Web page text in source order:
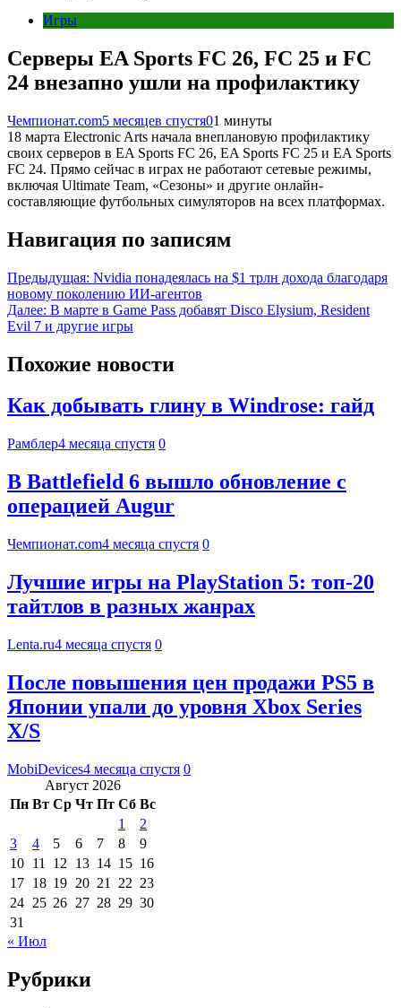
Игры
Серверы EA Sports FC 26, FC 25 и FC
24 внезапно ушли на профилактику
Чемпионат.com5 месяцев спустя01 минуты
18 марта Electronic Arts начала внеплановую профилактику
своих серверов в EA Sports FC 26, EA Sports FC 25 и EA Sports
FC 24. Прямо сейчас в играх не работают сетевые режимы,
включая Ultimate Team, «Сезоны» и другие онлайн-
составляющие футбольных симуляторов на всех платформах.
Навигация по записям
Предыдущая: Nvidia понадеялась на $1 трлн дохода благодаря
новому поколению ИИ-агентов
Далее: В марте в Game Pass добавят Disco Elysium, Resident
Evil 7 и другие игры
Похожие новости
Как добывать глину в Windrose: гайд
Рамблер4 месяца спустя 0
В Battlefield 6 вышло обновление с
операцией Augur
Чемпионат.com4 месяца спустя 0
Лучшие игры на PlayStation 5: топ-20
тайтлов в разных жанрах
Lenta.ru4 месяца спустя 0
После повышения цен продажи PS5 в
Японии упали до уровня Xbox Series
X/S
MobiDevices4 месяца спустя 0
Август 2026
Пн Вт Ср Чт Пт Сб Вс
1
2
3
4 5 6 7 8
9
10 11 12 13 14 15 16
17 18 19 20 21 22 23
24 25 26 27 28 29 30
31
« Июл
Рубрики